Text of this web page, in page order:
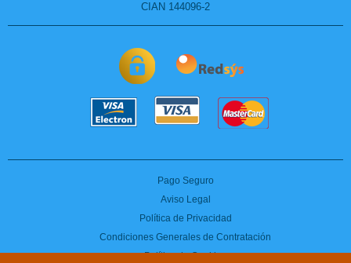
CIAN 144096-2
Pago Seguro
Aviso Legal
Política de Privacidad
Condiciones Generales de Contratación
Política de Cookies